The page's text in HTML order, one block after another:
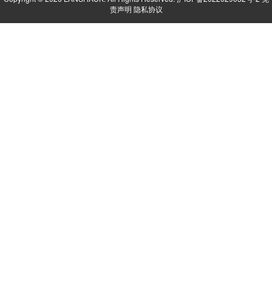
责声明 隐私协议